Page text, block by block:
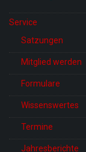
Service
Satzungen
Mitglied werden
Formulare
Wissenswertes
Termine
Jahresberichte